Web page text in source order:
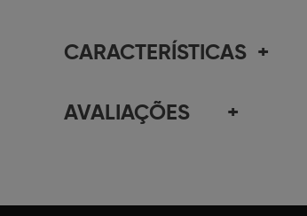
CARACTERÍSTICAS +
AVALIAÇÕES +